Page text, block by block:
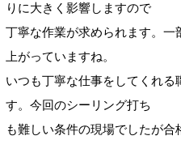
りに大きく影響しますので
丁寧な作業が求められます。
上がっていますね。
いつも丁寧な仕事をしてくれる
す。今回のシーリング打ち
も難しい条件の現場でしたが合